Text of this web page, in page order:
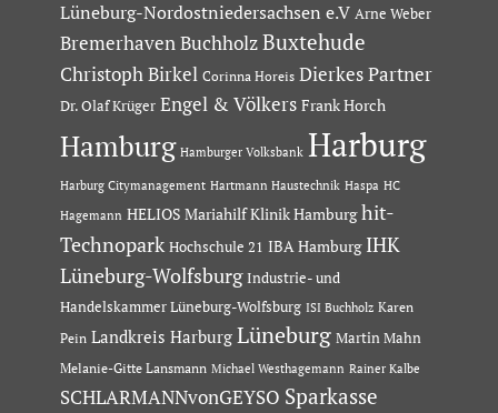
Lüneburg-Nordostniedersachsen e.V Arne Weber
Bremerhaven Buchholz Buxtehude
Christoph Birkel Corinna Horeis Dierkes Partner
Dr. Olaf Krüger Engel & Völkers Frank Horch
Hamburg Hamburger Volksbank Harburg
Harburg Citymanagement Hartmann Haustechnik Haspa HC
Hagemann HELIOS Mariahilf Klinik Hamburg hit-
Technopark Hochschule 21 IBA Hamburg IHK
Lüneburg-Wolfsburg Industrie- und
Handelskammer Lüneburg-Wolfsburg ISI Buchholz Karen
Pein Landkreis Harburg Lüneburg Martin Mahn
Melanie-Gitte Lansmann Michael Westhagemann Rainer Kalbe
SCHLARMANNvonGEYSO Sparkasse